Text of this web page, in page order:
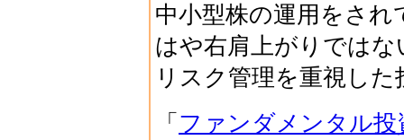
中小型株の運用をさ
はや右肩上がりでは
リスク管理を重視し
「 ファンダメンタル投